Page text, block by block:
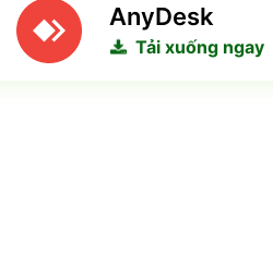
AnyDesk
Tải xuống ngay